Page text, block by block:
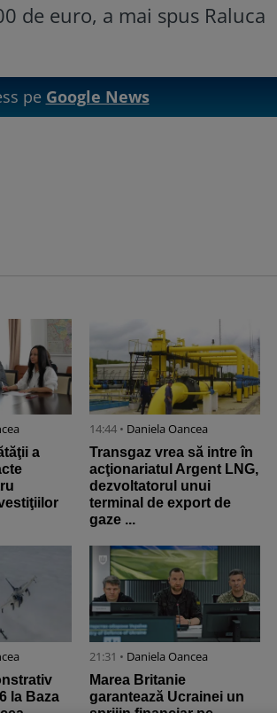
de euro, a mai spus Raluca
pe Google News
a
14:44 • Daniela Oancea
Transgaz vrea să intre în
acţionariatul Argent LNG,
dezvoltatorul unui
terminal de export de
gaze ...
la Baza
21:31 • Daniela Oancea
Marea Britanie
garantează Ucrainei un